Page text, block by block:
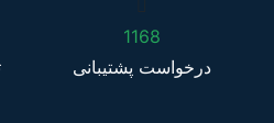
1168
درخواست پشتیبانی